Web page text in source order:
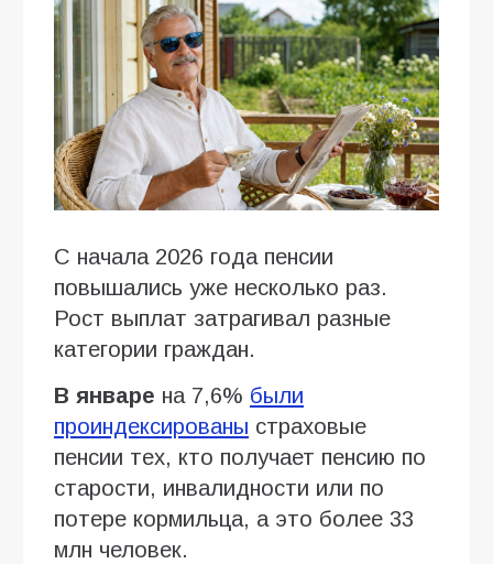
С начала 2026 года пенсии
повышались уже несколько раз.
Рост выплат затрагивал разные
категории граждан.
В январе на 7,6% были
проиндексированы страховые
пенсии тех, кто получает пенсию по
старости, инвалидности или по
потере кормильца, а это более 33
млн человек.